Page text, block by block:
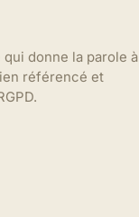
donne la parole à
référencé et